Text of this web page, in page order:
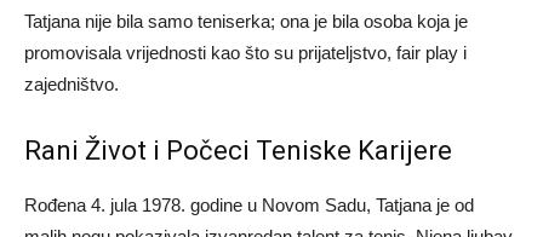
Tatjana nije bila samo teniserka; ona je bila osoba koja je
promovisala vrijednosti kao što su prijateljstvo, fair play i
zajedništvo.
Rani Život i Počeci Teniske Karijere
Rođena 4. jula 1978. godine u Novom Sadu, Tatjana je od